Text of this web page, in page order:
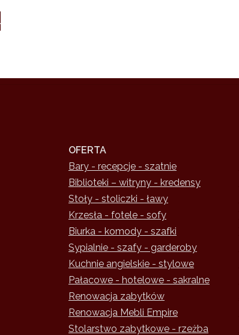
OFERTA
Bary - recepcje - szatnie
Biblioteki – witryny - kredensy
Stoły - stoliczki - ławy
Krzesła - fotele - sofy
Biurka - komody - szafki
Sypialnie - szafy - garderoby
Kuchnie angielskie - stylowe
Pałacowe - hotelowe - sakralne
Renowacja zabytków
Renowacja Mebli Empire
Stolarstwo zabytkowe - rzeżba